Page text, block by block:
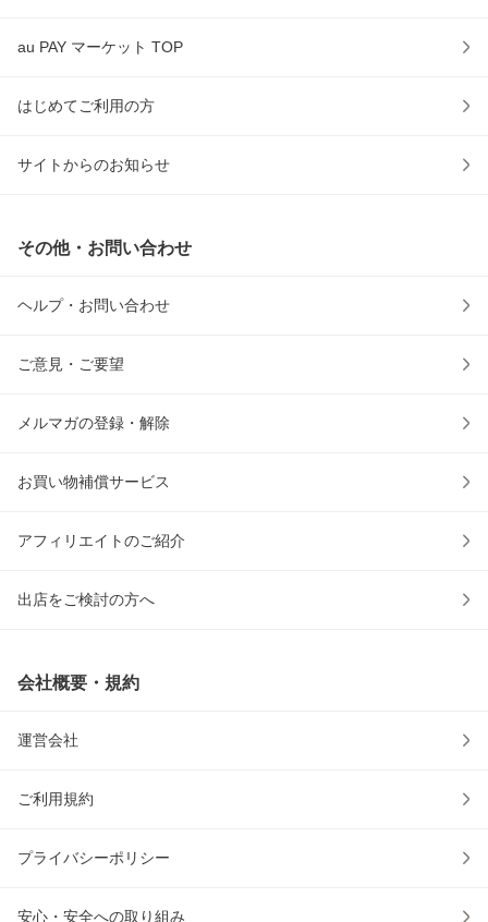
au PAY マーケット TOP
はじめてご利用の方
サイトからのお知らせ
その他・お問い合わせ
ヘルプ・お問い合わせ
ご意見・ご要望
メルマガの登録・解除
お買い物補償サービス
アフィリエイトのご紹介
出店をご検討の方へ
会社概要・規約
運営会社
ご利用規約
プライバシーポリシー
安心・安全への取り組み